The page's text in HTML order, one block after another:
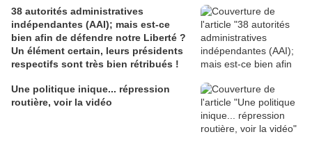
38 autorités administratives
indépendantes (AAI); mais est-ce
bien afin de défendre notre Liberté ?
Un élément certain, leurs présidents
respectifs sont très bien rétribués !
Une politique inique... répression
routière, voir la vidéo